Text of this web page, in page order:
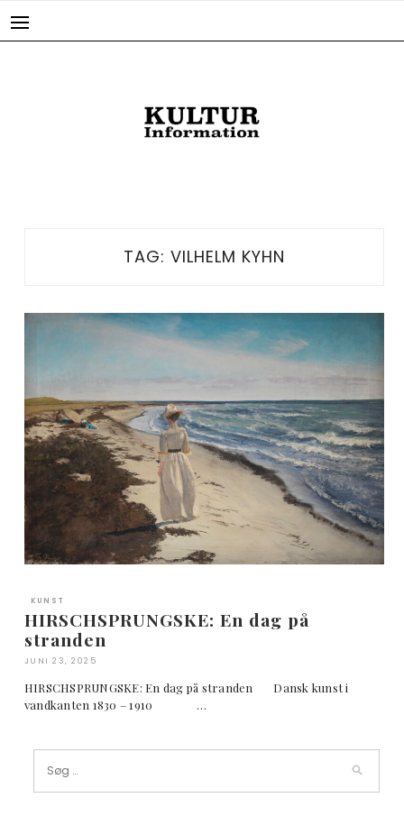
TAG: VILHELM KYHN
KUNST
HIRSCHSPRUNGSKE: En dag på
stranden
JUNI 23, 2025
HIRSCHSPRUNGSKE: En dag på stranden Dansk kunst i
vandkanten 1830 – 1910 …